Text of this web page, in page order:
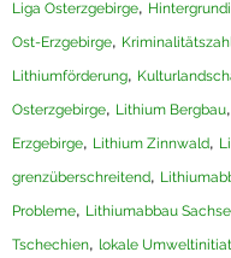
Liga Osterzgebirge,
Ost-Erzgebirge,
Lithiumförderung,
Osterzgebirge, Lithium Bergbau,
Erzgebirge, Lithium Zinnwald,
grenzüberschreitend,
Probleme, Lithiumabbau
Tschechien, lokale